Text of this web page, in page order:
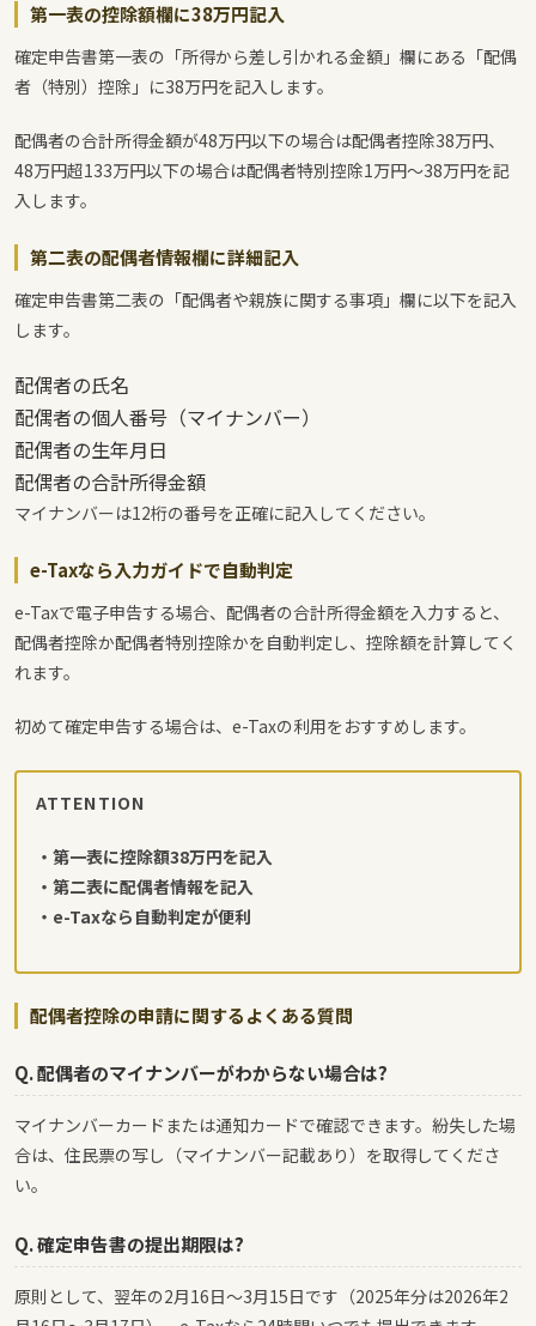
第一表の控除額欄に38万円記入
確定申告書第一表の「所得から差し引かれる金額」欄にある「配偶
者（特別）控除」に38万円を記入します。
配偶者の合計所得金額が48万円以下の場合は配偶者控除38万円、
48万円超133万円以下の場合は配偶者特別控除1万円～38万円を記
入します。
第二表の配偶者情報欄に詳細記入
確定申告書第二表の「配偶者や親族に関する事項」欄に以下を記入
します。
配偶者の氏名
配偶者の個人番号（マイナンバー）
配偶者の生年月日
配偶者の合計所得金額
マイナンバーは12桁の番号を正確に記入してください。
e-Taxなら入力ガイドで自動判定
e-Taxで電子申告する場合、配偶者の合計所得金額を入力すると、
配偶者控除か配偶者特別控除かを自動判定し、控除額を計算してく
れます。
初めて確定申告する場合は、e-Taxの利用をおすすめします。
ATTENTION
・第一表に控除額38万円を記入
・第二表に配偶者情報を記入
・e-Taxなら自動判定が便利
配偶者控除の申請に関するよくある質問
Q. 配偶者のマイナンバーがわからない場合は?
マイナンバーカードまたは通知カードで確認できます。紛失した場
合は、住民票の写し（マイナンバー記載あり）を取得してくださ
い。
Q. 確定申告書の提出期限は?
原則として、翌年の2月16日～3月15日です（2025年分は2026年2